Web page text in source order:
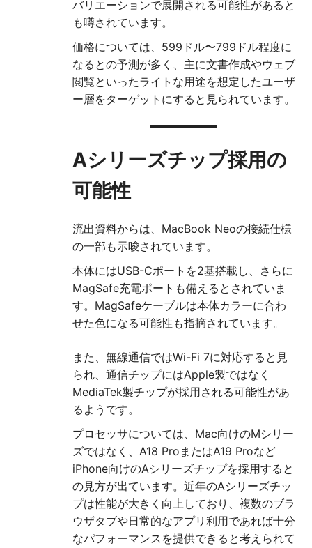
バリエーションで展開される可能性があると
も噂されています。
価格については、599ドル〜799ドル程度に
なるとの予測が多く、主に文書作成やウェブ
閲覧といったライトな用途を想定したユーザ
ー層をターゲットにすると見られています。
Aシリーズチップ採用の
可能性
流出資料からは、MacBook Neoの接続仕様
の一部も示唆されています。
本体にはUSB-Cポートを2基搭載し、さらに
MagSafe充電ポートも備えるとされていま
す。MagSafeケーブルは本体カラーに合わ
せた色になる可能性も指摘されています。
また、無線通信ではWi-Fi 7に対応すると見
られ、通信チップにはApple製ではなく
MediaTek製チップが採用される可能性があ
るようです。
プロセッサについては、Mac向けのMシリー
ズではなく、A18 ProまたはA19 Proなど
iPhone向けのAシリーズチップを採用すると
の見方が出ています。近年のAシリーズチッ
プは性能が大きく向上しており、複数のブラ
ウザタブや日常的なアプリ利用であれば十分
なパフォーマンスを提供できると考えられて